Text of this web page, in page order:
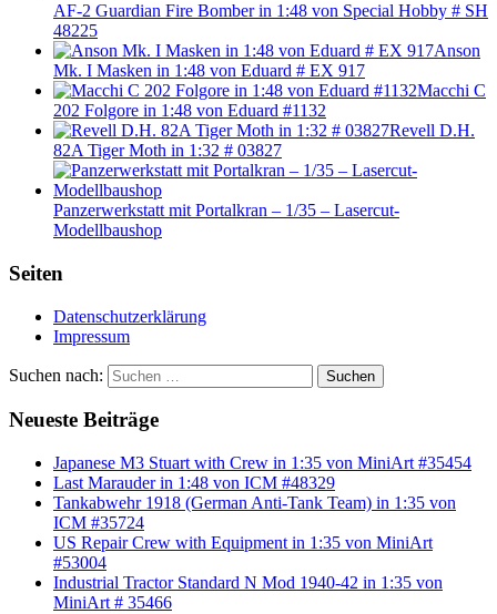
AF-2 Guardian Fire Bomber in 1:48 von Special Hobby # SH
48225
Anson
Mk. I Masken in 1:48 von Eduard # EX 917
Macchi C
202 Folgore in 1:48 von Eduard #1132
Revell D.H.
82A Tiger Moth in 1:32 # 03827
Panzerwerkstatt mit Portalkran – 1/35 – Lasercut-
Modellbaushop
Seiten
Datenschutzerklärung
Impressum
Suchen nach: Suchen
Neueste Beiträge
Japanese M3 Stuart with Crew in 1:35 von MiniArt #35454
Last Marauder in 1:48 von ICM #48329
Tankabwehr 1918 (German Anti-Tank Team) in 1:35 von
ICM #35724
US Repair Crew with Equipment in 1:35 von MiniArt
#53004
Industrial Tractor Standard N Mod 1940-42 in 1:35 von
MiniArt # 35466